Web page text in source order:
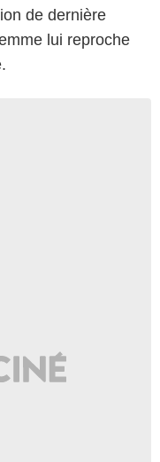
de dernière
lui reproche